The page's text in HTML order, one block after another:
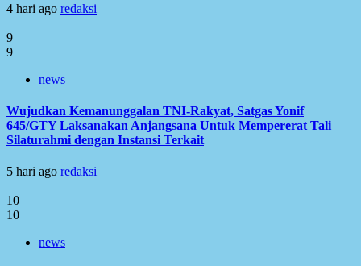
4 hari ago redaksi
9
9
news
Wujudkan Kemanunggalan TNI-Rakyat, Satgas Yonif
645/GTY Laksanakan Anjangsana Untuk Mempererat Tali
Silaturahmi dengan Instansi Terkait
5 hari ago redaksi
10
10
news